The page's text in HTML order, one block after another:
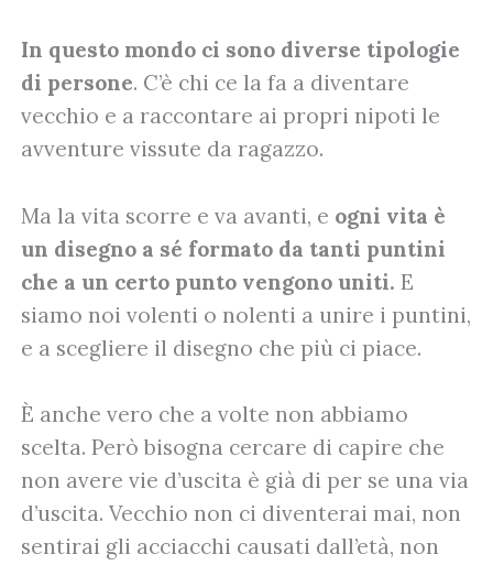
In questo mondo ci sono diverse tipologie
di persone. C’è chi ce la fa a diventare
vecchio e a raccontare ai propri nipoti le
avventure vissute da ragazzo.
Ma la vita scorre e va avanti, e ogni vita è
un disegno a sé formato da tanti puntini
che a un certo punto vengono uniti. E
siamo noi volenti o nolenti a unire i puntini,
e a scegliere il disegno che più ci piace.
È anche vero che a volte non abbiamo
scelta. Però bisogna cercare di capire che
non avere vie d’uscita è già di per se una via
d’uscita. Vecchio non ci diventerai mai, non
sentirai gli acciacchi causati dall’età, non